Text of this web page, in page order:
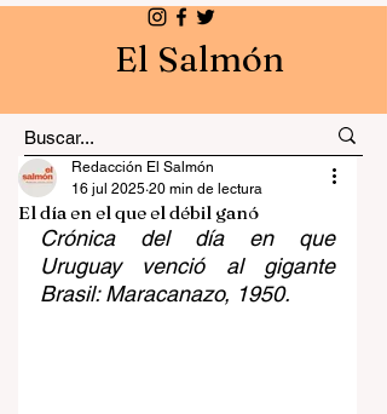
El Salmón
El día en el que el débil ganó
Redacción El Salmón
16 jul 2025 20 min de lectura
Crónica del día en que
Uruguay venció al gigante
Brasil: Maracanazo, 1950.